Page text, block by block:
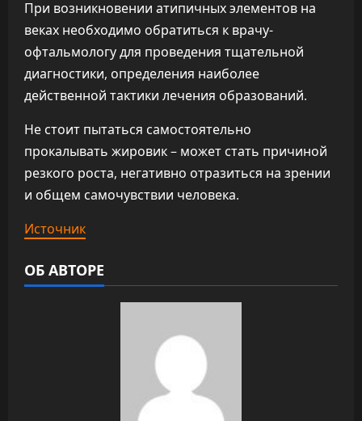
При возникновении атипичных элементов на
веках необходимо обратиться к врачу-
офтальмологу для проведения тщательной
диагностики, определения наиболее
действенной тактики лечения образований.
Не стоит пытаться самостоятельно
прокалывать жировик – может стать причиной
резкого роста, негативно отразиться на зрении
и общем самочувствии человека.
Источник
ОБ АВТОРЕ